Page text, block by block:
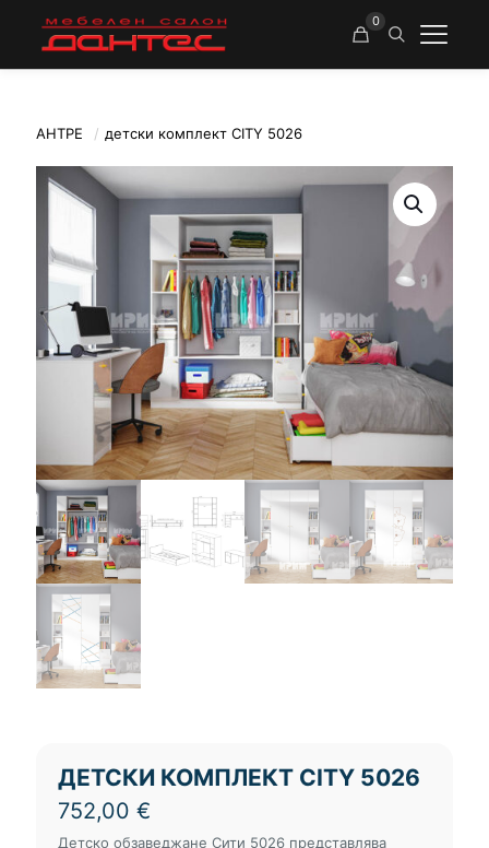
0
АНТРЕ / детски комплект CITY 5026
ДЕТСКИ КОМПЛЕКТ CITY 5026
752,00 €
Детско обзаведжане Сити 5026 представлява